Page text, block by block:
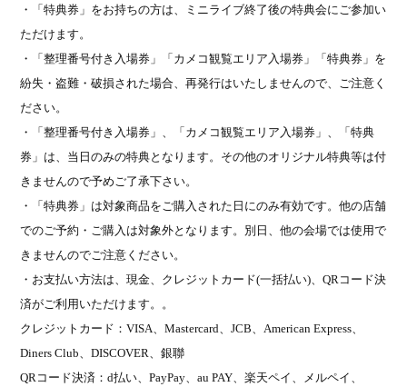
・「特典券」をお持ちの方は、ミニライブ終了後の特典会にご参加い
ただけます。
・「整理番号付き入場券」「カメコ観覧エリア入場券」「特典券」を
紛失・盗難・破損された場合、再発行はいたしませんので、ご注意く
ださい。
・「整理番号付き入場券」、「カメコ観覧エリア入場券」、「特典
券」は、当日のみの特典となります。その他のオリジナル特典等は付
きませんので予めご了承下さい。
・「特典券」は対象商品をご購入された日にのみ有効です。他の店舗
でのご予約・ご購入は対象外となります。別日、他の会場では使用で
きませんのでご注意ください。
・お支払い方法は、現金、クレジットカード(一括払い)、QRコード決
済がご利用いただけます。。
クレジットカード：VISA、Mastercard、JCB、American Express、
Diners Club、DISCOVER、銀聯
QRコード決済：d払い、PayPay、au PAY、楽天ペイ、メルペイ、